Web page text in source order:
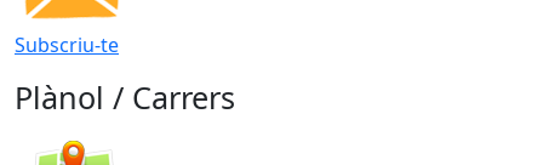
Subscriu-te
Plànol / Carrers